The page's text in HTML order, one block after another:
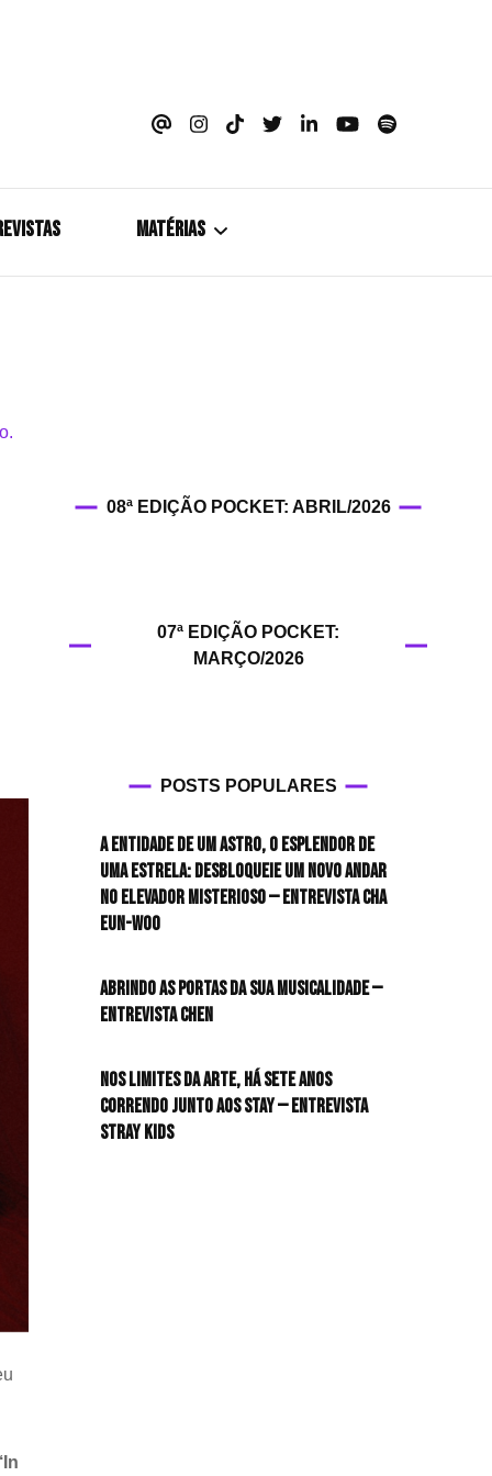
MATÉRIAS
HIT!Games
HIT!Diary
HIT!Lyrics
HIT!Queer
HIT!Radar
HIT!Review
08ª EDIÇÃO POCKET: ABRIL/2026
07ª EDIÇÃO POCKET:
MARÇO/2026
POSTS POPULARES
A entidade de um astro, o esplendor de
uma estrela: desbloqueie um novo andar
no elevador misterioso — Entrevista CHA
EUN-WOO
Abrindo as portas da sua musicalidade —
Entrevista CHEN
Nos limites da arte, há sete anos
correndo junto aos STAY — Entrevista
Stray Kids